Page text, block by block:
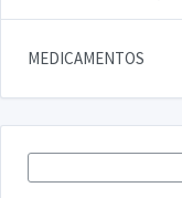
MEDICAMENTOS